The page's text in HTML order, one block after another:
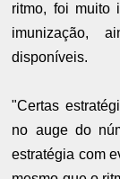
ritmo, foi muito
imunização,
disponíveis.
"Certas
no auge do
estratégia com